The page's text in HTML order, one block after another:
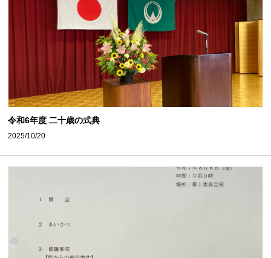
令和6年度 二十歳の式典
2025/10/20